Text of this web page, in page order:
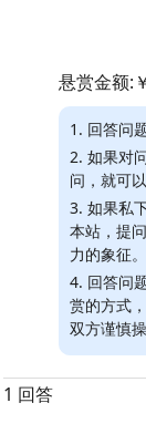
悬赏金额:
1. 回答问
2. 如果对
问，就可
3. 如果私
本站，提
力的象征。
4. 回答问
赏的方式
双方谨慎操
1 回答